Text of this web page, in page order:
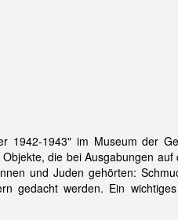
1942-1943" im Museum der
die bei Ausgabungen auf
und Juden gehörten:
gedacht werden. Ein